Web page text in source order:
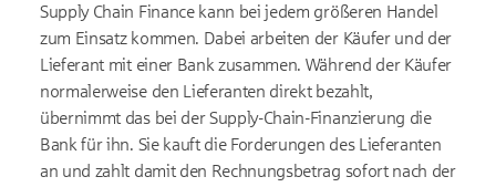
Supply Chain Finance kann bei jedem größeren Handel
zum Einsatz kommen. Dabei arbeiten der Käufer und der
Lieferant mit einer Bank zusammen. Während der Käufer
normalerweise den Lieferanten direkt bezahlt,
übernimmt das bei der Supply-Chain-Finanzierung die
Bank für ihn. Sie kauft die Forderungen des Lieferanten
an und zahlt damit den Rechnungsbetrag sofort nach der